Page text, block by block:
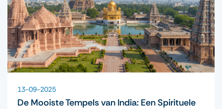
13-09-2025
De Mooiste Tempels van India: Een Spirituele